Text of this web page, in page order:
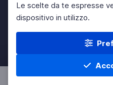
Le scelte da te espresse
dispositivo in utilizzo.